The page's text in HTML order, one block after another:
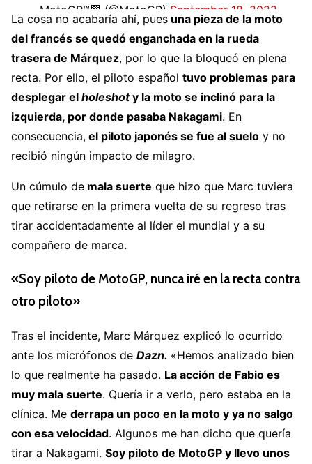
— MotoGP™🏁 (@MotoGP) September 18, 2022
La cosa no acabaría ahí, pues una pieza de la moto
del francés se quedó enganchada en la rueda
trasera de Márquez, por lo que la bloqueó en plena
recta. Por ello, el piloto español tuvo problemas para
desplegar el holeshoty la moto se inclinó para la
izquierda, por donde pasaba Nakagami. En
consecuencia, el piloto japonés se fue al suelo y no
recibió ningún impacto de milagro.
Un cúmulo de mala suerte que hizo que Marc tuviera
que retirarse en la primera vuelta de su regreso tras
tirar accidentadamente al líder el mundial y a su
compañero de marca.
«Soy piloto de MotoGP, nunca iré en la recta contra
otro piloto»
Tras el incidente, Marc Márquez explicó lo ocurrido
ante los micrófonos de Dazn. «Hemos analizado bien
lo que realmente ha pasado. La acción de Fabio es
muy mala suerte. Quería ir a verlo, pero estaba en la
clínica. Me derrapa un poco en la moto y ya no salgo
con esa velocidad. Algunos me han dicho que quería
tirar a Nakagami. Soy piloto de MotoGP y llevo unos